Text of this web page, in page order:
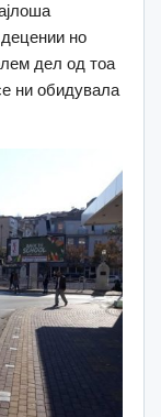
но
дел од тоа
ни обидувала